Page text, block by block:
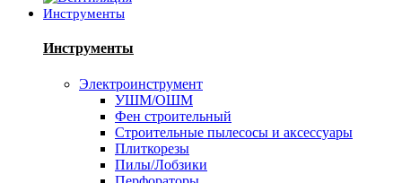
Инструменты
Инструменты
Электроинструмент
УШМ/ОШМ
Фен строительный
Строительные пылесосы и аксессуары
Плиткорезы
Пилы/Лобзики